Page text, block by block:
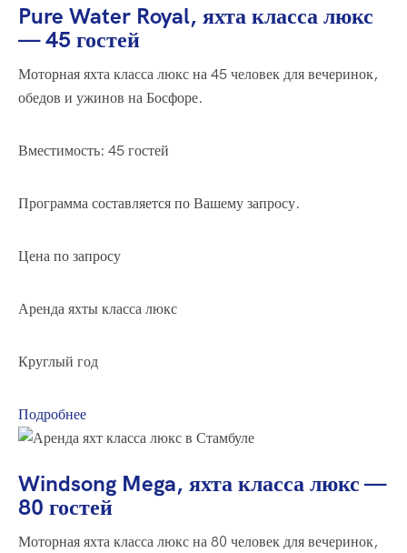
Pure Water Royal, яхта класса люкс
— 45 гостей
Моторная яхта класса люкс на 45 человек для вечеринок,
обедов и ужинов на Босфоре.
Вместимость: 45 гостей
Программа составляется по Вашему запросу.
Цена по запросу
Аренда яхты класса люкс
Круглый год
Подробнее
Windsong Mega, яхта класса люкс —
80 гостей
Моторная яхта класса люкс на 80 человек для вечеринок,